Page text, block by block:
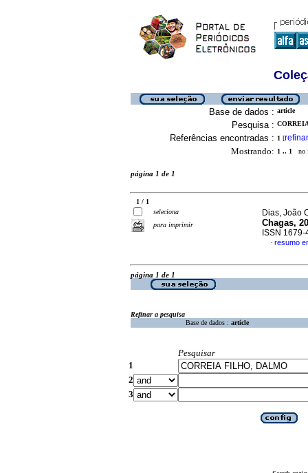
Base de dados : article
Pesquisa :
Referências encontradas : 1 [refinar
Mostrando: 1 .. 1 no
página 1 de 1
1 / 1
seleciona
para imprimir
Dias, João
Chagas,
ISSN 1679-
· resumo
página 1 de 1
Refinar a pesquisa
Base de dados : article
Pesquisar
1
2
3